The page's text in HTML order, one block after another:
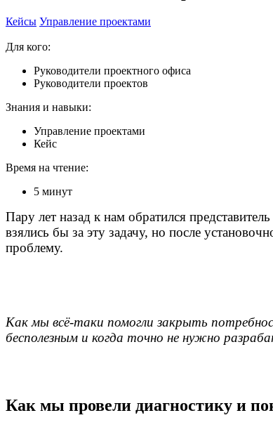
Кейсы Управление проектами
Для кого:
Руководители проектного офиса
Руководители проектов
Знания и навыки:
Управление проектами
Кейс
Время на чтение:
5 минут
Пару лет назад к нам обратился
взялись бы за эту задачу, но после
проблему.
Как мы всё-таки помогли закрыть
бесполезным и когда точно не нужно
Как мы провели диагностику и